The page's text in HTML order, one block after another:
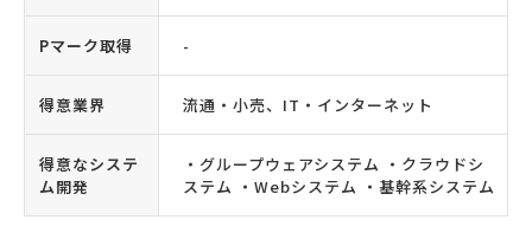
Pマーク取得 -
得意業界 流通・小売、IT・インターネット
得意なシステ
ム開発
・グループウェアシステム ・クラウドシ
ステム ・Webシステム ・基幹系システム